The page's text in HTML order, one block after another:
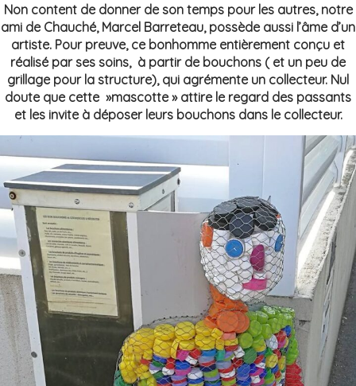
Non content de donner de son temps pour les autres, notre
ami de Chauché, Marcel Barreteau, possède aussi l’âme d’un
artiste. Pour preuve, ce bonhomme entièrement conçu et
réalisé par ses soins, à partir de bouchons ( et un peu de
grillage pour la structure), qui agrémente un collecteur. Nul
doute que cette »mascotte » attire le regard des passants
et les invite à déposer leurs bouchons dans le collecteur.